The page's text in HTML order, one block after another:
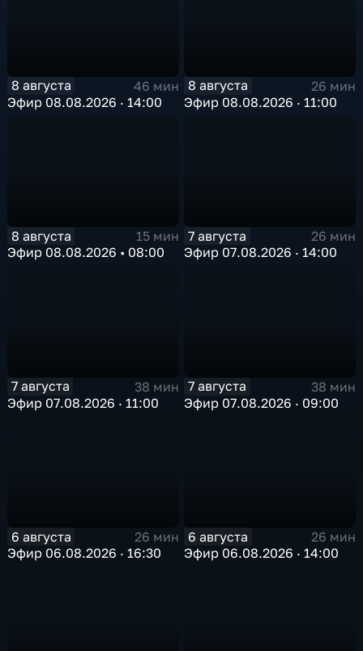
8 августа
46 мин
Эфир 08.08.2026 · 14:00
8 августа
26 мин
Эфир 08.08.2026 · 11:00
8 августа
15 мин
Эфир 08.08.2026 • 08:00
7 августа
26 мин
Эфир 07.08.2026 · 14:00
7 августа
38 мин
Эфир 07.08.2026 · 11:00
7 августа
38 мин
Эфир 07.08.2026 · 09:00
6 августа
26 мин
Эфир 06.08.2026 · 16:30
6 августа
26 мин
Эфир 06.08.2026 · 14:00